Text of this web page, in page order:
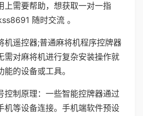
上需要帮助，想获取一对一指
随时交流 。
机遥控器;普通麻将机程序控牌器
需对麻将机进行复杂安装操作就
的设备或工具。
控制原理：一些智能控牌器通过
机等设备连接。手机端软件预设